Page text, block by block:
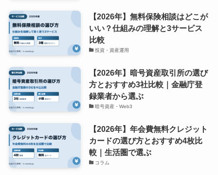
【2026年】無料保険相談はどこが
いい？仕組みの理解と3サービス
比較
投資・資産運用
【2026年】暗号資産取引所の選び
方とおすすめ3社比較｜金融庁登
録業者から選ぶ
暗号資産・Web3
【2026年】年会費無料クレジット
カードの選び方とおすすめ4枚比
較｜生活圏で選ぶ
コラム